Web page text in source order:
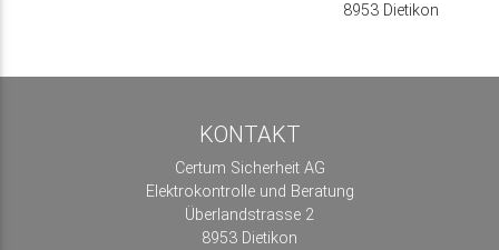
8953 Dietikon
KONTAKT
Certum Sicherheit AG
Elektrokontrolle und Beratung
Überlandstrasse 2
8953 Dietikon